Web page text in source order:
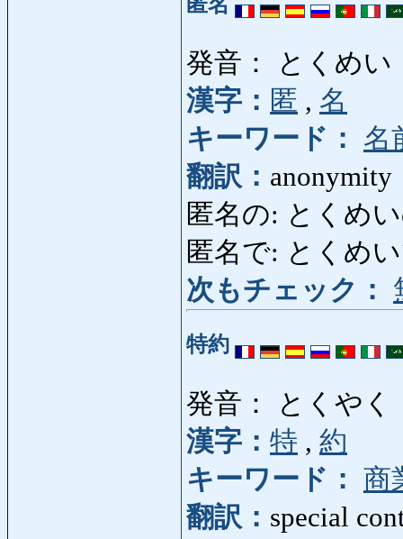
発音： とくめい
漢字： 匿 , 名
キーワード：
名
翻訳： anonymity
匿名の: とくめい
匿名で: とくめ
次もチェック：
特約
発音： とくやく
漢字： 特 , 約
キーワード： 商
翻訳： special